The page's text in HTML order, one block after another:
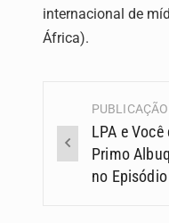
internacional de
África).
Navegação
(Posts)
LPA e
Primo
no